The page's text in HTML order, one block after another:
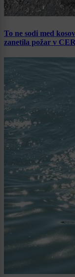
To ne sodi med
zanetila požar v